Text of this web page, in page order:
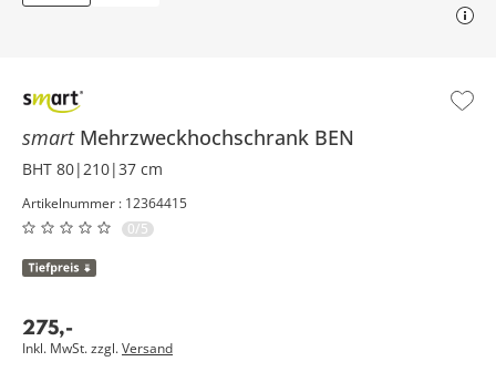
smart Mehrzweckhochschrank BEN
BHT 80|210|37 cm
Artikelnummer : 12364415
0/5
275,-
Inkl. MwSt. zzgl.Versand